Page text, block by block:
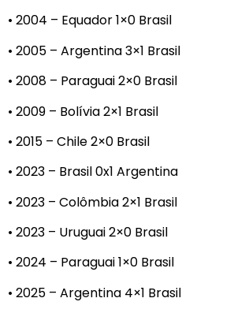
• 2004 – Equador 1×0 Brasil
• 2005 – Argentina 3×1 Brasil
• 2008 – Paraguai 2×0 Brasil
• 2009 – Bolívia 2×1 Brasil
• 2015 – Chile 2×0 Brasil
• 2023 – Brasil 0x1 Argentina
• 2023 – Colômbia 2×1 Brasil
• 2023 – Uruguai 2×0 Brasil
• 2024 – Paraguai 1×0 Brasil
• 2025 – Argentina 4×1 Brasil